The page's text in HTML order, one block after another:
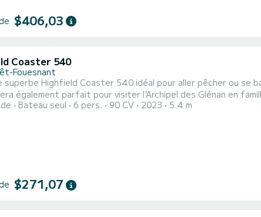
$406,03
Coaster 540
Fouesnant
superbe Highfield Coaster 540 idéal pour aller pêcher ou se
parfait pour visiter l'Archipel des Glénan en famille ! Si les dates que vous souhaitez réserver ne
n'hésitez pas à nous contacter afin que nous puissions
Bateau seul 6 pers. 90 CV 2023 5.4 m
$271,07